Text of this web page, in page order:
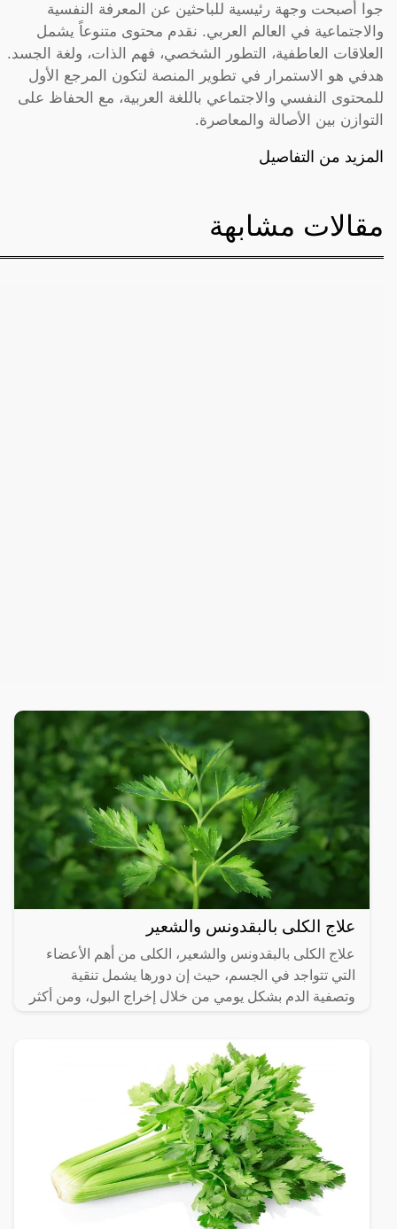
جوا أصبحت وجهة رئيسية للباحثين عن المعرفة النفسية
والاجتماعية في العالم العربي. نقدم محتوى متنوعاً يشمل
العلاقات العاطفية، التطور الشخصي، فهم الذات، ولغة الجسد.
هدفي هو الاستمرار في تطوير المنصة لتكون المرجع الأول
للمحتوى النفسي والاجتماعي باللغة العربية، مع الحفاظ على
التوازن بين الأصالة والمعاصرة.
المزيد من التفاصيل
مقالات مشابهة
علاج الكلى بالبقدونس والشعير
علاج الكلى بالبقدونس والشعير، الكلى من أهم الأعضاء
التي تتواجد في الجسم، حيث إن دورها يشمل تنقية
وتصفية الدم بشكل يومي من خلال إخراج البول، ومن أكثر